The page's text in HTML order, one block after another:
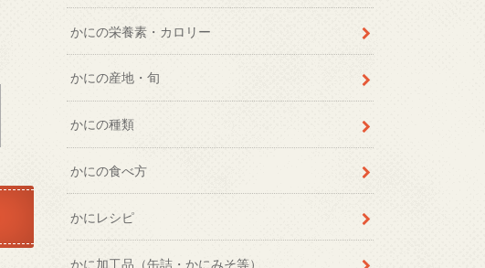
かにの栄養素・カロリー
かにの産地・旬
かにの種類
かにの食べ方
かにレシピ
かに加工品（缶詰・かにみそ等）